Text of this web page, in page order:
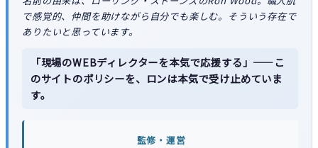
で感覚的、仲間を助けながら自分でも楽しむ。そういう存在で
ありたいと思っています。
「現場のWEBディレクターを本気で応援する」——こ
のサイトのポリシーを、ロンは本気で受け止めていま
す。
監修・運営